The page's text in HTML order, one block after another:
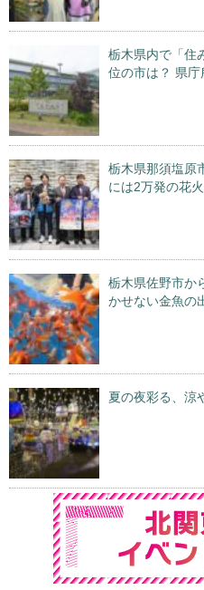
栃木県内で「住
位の市は？ 県
栃木県那須塩原
には2万発の花
栃木県佐野市か
かせない金魚の
夏の夜彩る、